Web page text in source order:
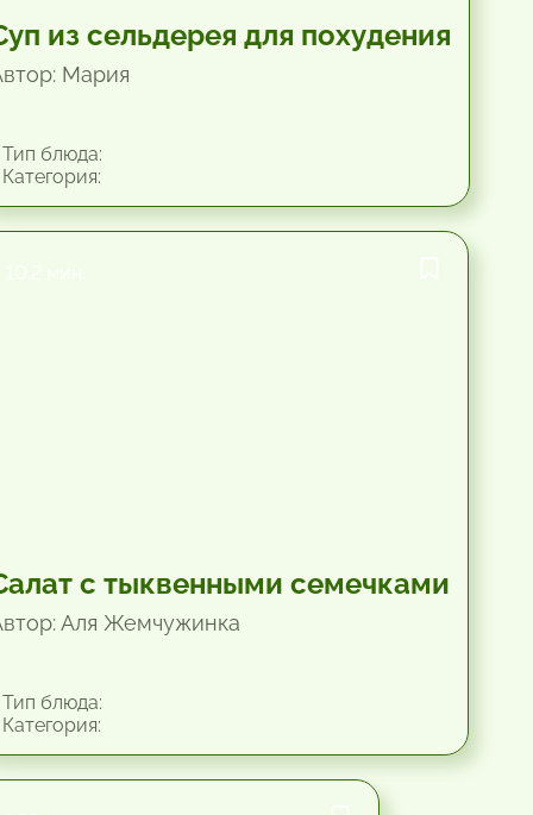
из сельдерея для похудения
Мария
блюда:
с тыквенными семечками
Аля Жемчужинка
блюда: